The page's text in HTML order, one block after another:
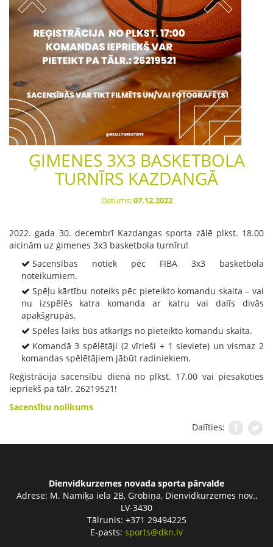
ĢIMENES 3X3 BASKETBOLA
TURNĪRS KAZDANGĀ
Datums:07.12.2022
2022. gada 30. decembrī Kazdangas sporta zālē plkst. 18.00
aicinām uz ģimenes 3x3 basketbola turnīru!
Sacensības notiek pēc FIBA 3x3 basketbola
noteikumiem.
Spēļu kārtību noteiks pēc pieteikto komandu skaita – vai
nu izspēlēs katra komanda ar katru vai dalīs divās
apakšgrupās.
Spēles laiks būs atkarīgs no pieteikto komandu skaita.
Komandā 3 spēlētāji (2 vīrieši + 1 sieviete) un vismaz 2
komandas spēlētājiem jābūt radiniekiem.
Reģistrācija sacensību dienā no plkst. 17.00 vai piesakoties
iepriekš pa tālr. 26219521!
Sacensību nolikums
Dalīties:
Dienvidkurzemes novada sporta pārvalde
Adrese: M. Namiķa iela 2B, Grobiņa, Dienvidkurzemes nov.,
LV-3430
Tālrunis: +371 29494225
E-pasts: sports@dkn.lv